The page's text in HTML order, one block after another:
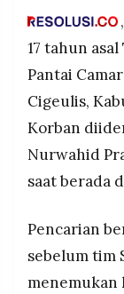
©
RESOLUSI
Resolusi.co
Camara,
sekitar
sekitar
terlihat
Jasad
pencarian
,
17 tahun
Pantai
Cigeulis,
Korban
Nurwahid
saat berada
Pencarian
sebelum tim
menemukan